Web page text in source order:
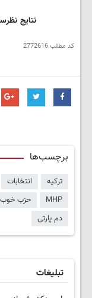
نتایج
کد مطلب2772616
برچسب‌ها
ترکیه انتخابات
MHP
حزب خوب
دم پارتی
تبلیغات